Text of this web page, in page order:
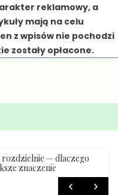
reklamowy, a
mają na celu
z wpisów nie pochodzi
zostały opłacone.
rozdzielnie — dlaczego
znaczenie